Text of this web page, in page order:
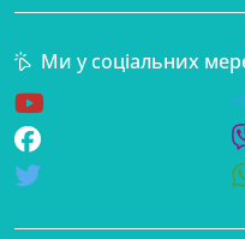
Ми у соціальних